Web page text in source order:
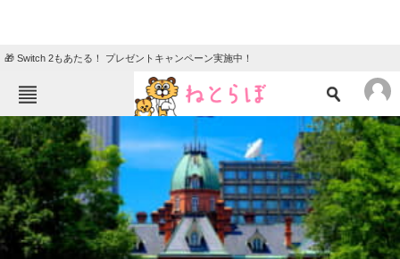
🎁 Switch 2もあたる！ プレゼントキャンペーン実施中！
ねとらぼメニュー
TOP ニュース
エンタメ クイズ
グルメ 地域
住まい 教育・育児